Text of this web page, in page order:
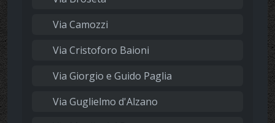
Via Camozzi
Via Cristoforo Baioni
Via Giorgio e Guido Paglia
Via Guglielmo d'Alzano